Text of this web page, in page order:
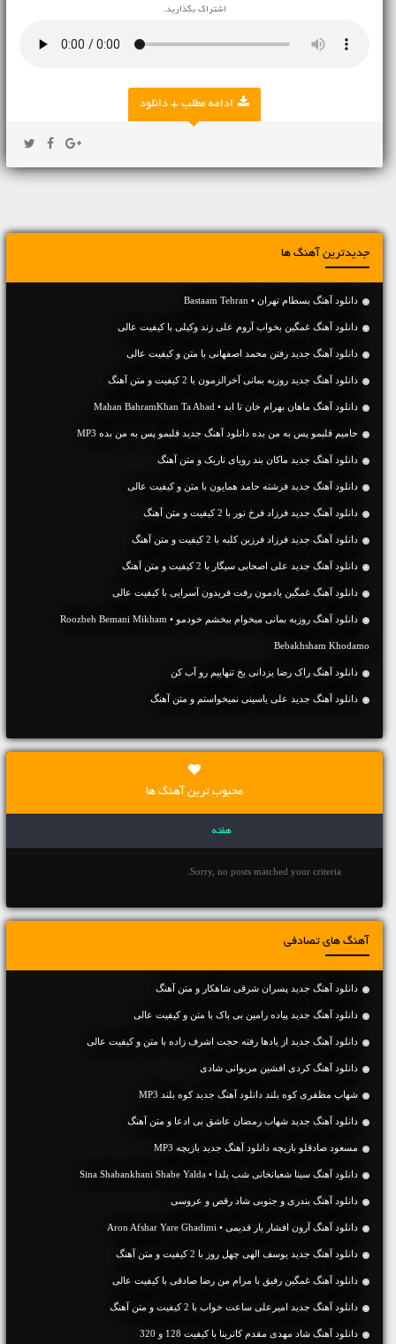
اشتراک بگذارید.
ادامه مطلب + دانلود
جدیدترین آهنگ ها
دانلود آهنگ بسطام تهران • Bastaam Tehran
دانلود آهنگ غمگین بخواب آروم علی زند وکیلی با کیفیت عالی
دانلود آهنگ جديد رفتن محمد اصفهانی با متن و کیفیت عالی
دانلود آهنگ جديد روزبه بمانی آخرالزمون با 2 کیفیت و متن آهنگ
دانلود آهنگ ماهان بهرام خان تا ابد • Mahan BahramKhan Ta Abad
حامیم قلبمو پس به من بده دانلود آهنگ جدید قلبمو پس به من بده MP3
دانلود آهنگ جديد ماکان بند رویای تاریک و متن آهنگ
دانلود آهنگ جديد فرشته حامد همایون با متن و کیفیت عالی
دانلود آهنگ جديد فرزاد فرخ نور با 2 کیفیت و متن آهنگ
دانلود آهنگ جديد فرزاد فرزین کلبه با 2 کیفیت و متن آهنگ
دانلود آهنگ جديد علی اصحابی سیگار با 2 کیفیت و متن آهنگ
دانلود آهنگ غمگین یادمون رفت فریدون آسرایی با کیفیت عالی
دانلود آهنگ روزبه بمانی میخوام ببخشم خودمو • Roozbeh Bemani Mikham
Bebakhsham Khodamo
دانلود آهنگ راک رضا یزدانی یخ تنهاییم رو آب کن
دانلود آهنگ جديد علی یاسینی نمیخواستم و متن آهنگ
محبوب ترین آهنگ ها
هفته
Sorry, no posts matched your criteria.
آهنگ های تصادفی
دانلود آهنگ جديد پسران شرقی شاهکار و متن آهنگ
دانلود آهنگ جديد پیاده رامین بی باک با متن و کیفیت عالی
دانلود آهنگ جديد از یادها رفته حجت اشرف زاده با متن و کیفیت عالی
دانلود آهنگ کردی افشین مریوانی شادی
شهاب مظفری کوه بلند دانلود آهنگ جدید کوه بلند MP3
دانلود آهنگ جديد شهاب رمضان عاشق بی ادعا و متن آهنگ
مسعود صادقلو بازیچه دانلود آهنگ جدید بازیچه MP3
دانلود آهنگ سینا شعبانخانی شب یلدا • Sina Shabankhani Shabe Yalda
دانلود آهنگ بندری و جنوبی شاد رقص و عروسی
دانلود آهنگ آرون افشار یار قدیمی • Aron Afshar Yare Ghadimi
دانلود آهنگ جديد یوسف الهی چهل روز با 2 کیفیت و متن آهنگ
دانلود آهنگ غمگین رفیق با مرام من رضا صادقی با کیفیت عالی
دانلود آهنگ جديد امیرعلی ساعت خواب با 2 کیفیت و متن آهنگ
دانلود آهنگ شاد مهدی مقدم کاترینا با کیفیت 128 و 320